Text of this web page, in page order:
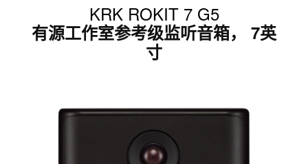
KRK ROKIT 7 G5
有源工作室参考级监听音箱， 7英
寸